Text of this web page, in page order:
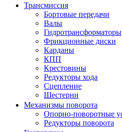
Трансмиссия
Бортовые передачи
Валы
Гидротрансформаторы
Фрикционные диски
Карданы
КПП
Крестовины
Редукторы хода
Сцепление
Шестерни
Механизмы поворота
Опорно-поворотные
Редукторы поворота